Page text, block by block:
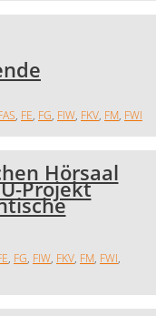
, FE, FG, FIW, FKV, FM, FWI
Hörsaal
Projekt
, FG, FIW, FKV, FM, FWI,